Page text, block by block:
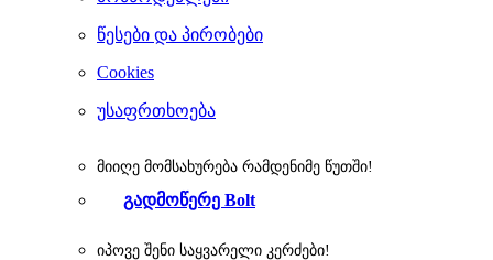
წესები და პირობები
Cookies
უსაფრთხოება
მიიღე მომსახურება რამდენიმე წუთში!
გადმოწერე Bolt
იპოვე შენი საყვარელი კერძები!